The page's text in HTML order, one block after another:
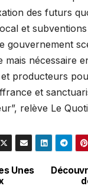
des futurs
et
gouvernement
mais nécessaire
producteurs
et
relève Le
Unes